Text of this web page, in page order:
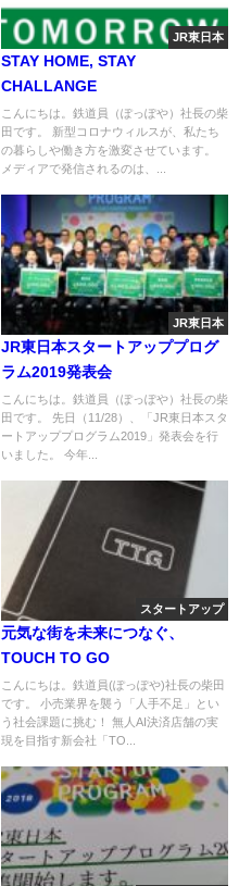
JR東日本
STAY HOME, STAY
CHALLANGE
こんにちは。鉄道員（ぽっぽや）社長の柴
田です。 新型コロナウィルスが、私たち
の暮らしや働き方を激変させています。
メディアで発信されるのは、...
JR東日本
JR東日本スタートアッププログ
ラム2019発表会
こんにちは。鉄道員（ぽっぽや）社長の柴
田です。 先日（11/28）、「JR東日本スタ
ートアッププログラム2019」発表会を行
いました。 今年...
スタートアップ
元気な街を未来につなぐ、
TOUCH TO GO
こんにちは。鉄道員(ぽっぽや)社長の柴田
です。 小売業界を襲う「人手不足」とい
う社会課題に挑む！ 無人AI決済店舗の実
現を目指す新会社「TO...